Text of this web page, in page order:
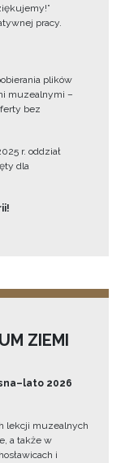
pracy.
plików
muzealnymi –
bez
r. oddział
dla
ZIEMI
2026
lekcji muzealnych
a także w
i